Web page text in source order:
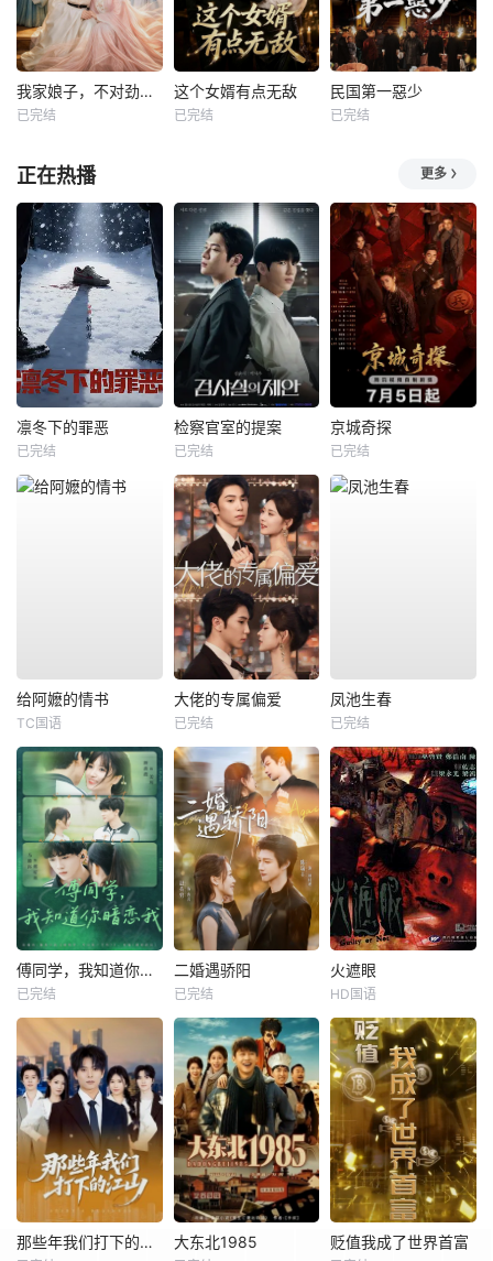
我家娘子，不对劲第四季
已完结
这个女婿有点无敌
已完结
民国第一惡少
已完结
正在热播 更多
凛冬下的罪恶
已完结
检察官室的提案
已完结
京城奇探
已完结
给阿嬷的情书
TC国语
大佬的专属偏爱
已完结
凤池生春
已完结
傅同学，我知道你暗恋我
已完结
二婚遇骄阳
已完结
火遮眼
HD国语
那些年我们打下的江山 大东北1985 贬值我成了世界首富